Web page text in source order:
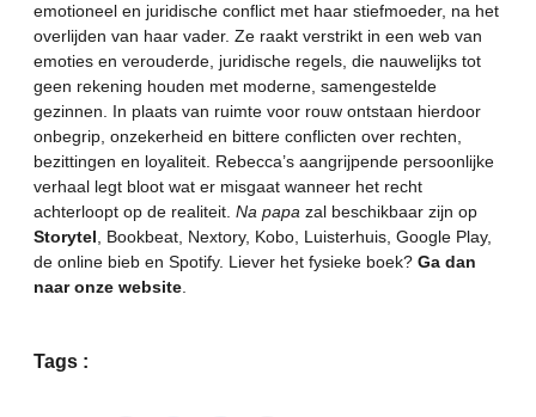
emotioneel en juridische conflict met haar stiefmoeder, na het
overlijden van haar vader. Ze raakt verstrikt in een web van
emoties en verouderde, juridische regels, die nauwelijks tot
geen rekening houden met moderne, samengestelde
gezinnen. In plaats van ruimte voor rouw ontstaan hierdoor
onbegrip, onzekerheid en bittere conflicten over rechten,
bezittingen en loyaliteit. Rebecca’s aangrijpende persoonlijke
verhaal legt bloot wat er misgaat wanneer het recht
achterloopt op de realiteit. Na papa zal beschikbaar zijn op
Storytel , Bookbeat, Nextory, Kobo, Luisterhuis, Google Play,
de online bieb en Spotify. Liever het fysieke boek? Ga dan
naar onze website
Tags :